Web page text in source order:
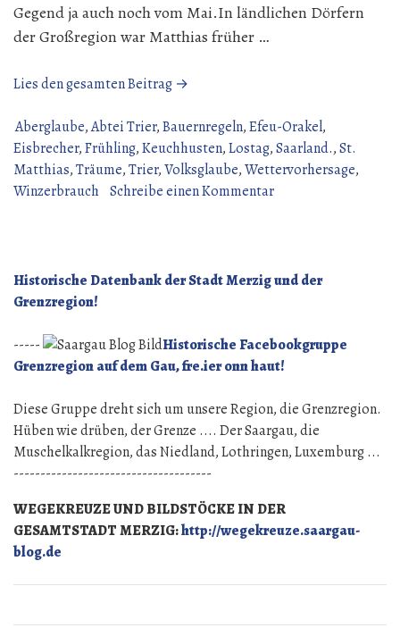
Gegend ja auch noch vom Mai.In ländlichen Dörfern
der Großregion war Matthias früher …
Lies den gesamten Beitrag →
ja
der
bricht
das
Aberglaube,Abtei Trier,Bauernregeln,Efeu-Orakel,
Eisbrecher,Frühling,Keuchhusten,Lostag,Saarland.,St.
Matthias,Träume,Trier,Volksglaube,Wettervorhersage,
Winzerbrauch Schreibe einen Kommentarzu
der
Eis
Historische Datenbank der Stadt Merzig und der
Grenzregion!
-----
Historische Facebookgruppe
Grenzregion auf dem Gau, fre.ier onn haut!
Diese Gruppe dreht sich um unsere Region, die Grenzregion.
Hüben wie drüben, der Grenze .... Der Saargau, die
Muschelkalkregion, das Niedland, Lothringen, Luxemburg ...
-------------------------------------
WEGEKREUZE UND BILDSTÖCKE IN DER
GESAMTSTADT MERZIG:http://wegekreuze.saargau-
blog.de